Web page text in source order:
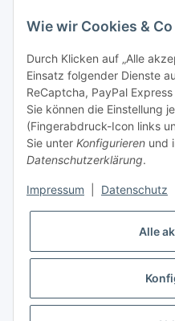
von 09:00 - 13:00 Uhr
Tel: +49 (0) 5132 8230689
Fax: +49 (0) 5132 8230693
E-Mail:mail@texcorner.de
Vertrag
Wie wir Cookies &
Durch Klicken auf „Alle
Einsatz folgender Dienste
ReCaptcha, PayPal
Sie können die Einstellung
(Fingerabdruck-Icon links
Sie unter Konfigurieren und
Datenschutzerklärung.
Impressum Datenschutz
Alle